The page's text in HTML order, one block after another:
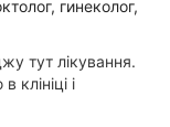
гинеколог,
тут лікування.
і